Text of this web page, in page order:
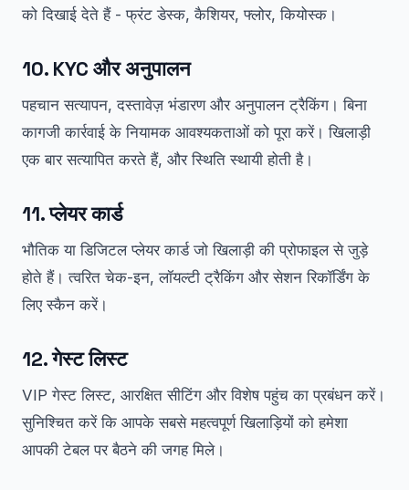
को दिखाई देते हैं - फ्रंट डेस्क, कैशियर, फ्लोर, कियोस्क।
10. KYC और अनुपालन
पहचान सत्यापन, दस्तावेज़ भंडारण और अनुपालन ट्रैकिंग। बिना
कागजी कार्रवाई के नियामक आवश्यकताओं को पूरा करें। खिलाड़ी
एक बार सत्यापित करते हैं, और स्थिति स्थायी होती है।
11. प्लेयर कार्ड
भौतिक या डिजिटल प्लेयर कार्ड जो खिलाड़ी की प्रोफाइल से जुड़े
होते हैं। त्वरित चेक-इन, लॉयल्टी ट्रैकिंग और सेशन रिकॉर्डिंग के
लिए स्कैन करें।
12. गेस्ट लिस्ट
VIP गेस्ट लिस्ट, आरक्षित सीटिंग और विशेष पहुंच का प्रबंधन करें।
सुनिश्चित करें कि आपके सबसे महत्वपूर्ण खिलाड़ियों को हमेशा
आपकी टेबल पर बैठने की जगह मिले।